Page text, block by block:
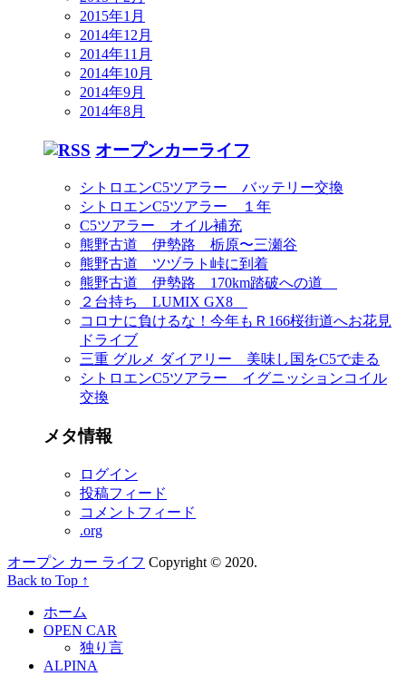
2015年1月
2014年12月
2014年11月
2014年10月
2014年9月
2014年8月
オープンカーライフ
シトロエンC5ツアラー バッテリー交換
シトロエンC5ツアラー １年
C5ツアラー オイル補充
熊野古道 伊勢路 栃原〜三瀬谷
熊野古道 ツヅラト峠に到着
熊野古道 伊勢路 170km踏破への道
２台持ち LUMIX GX8
コロナに負けるな！今年もＲ166桜街道へお花見
ドライブ
三重 グルメ ダイアリー 美味し国をC5で走る
シトロエンC5ツアラー イグニッションコイル
交換
メタ情報
ログイン
投稿フィード
コメントフィード
.org
オープン カー ライフ Copyright © 2020.
Back to Top ↑
ホーム
OPEN CAR
独り言
ALPINA